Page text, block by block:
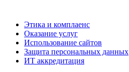
Этика и комплаенс
Оказание услуг
Использование сайтов
Защита персональных данных
ИТ аккредитация